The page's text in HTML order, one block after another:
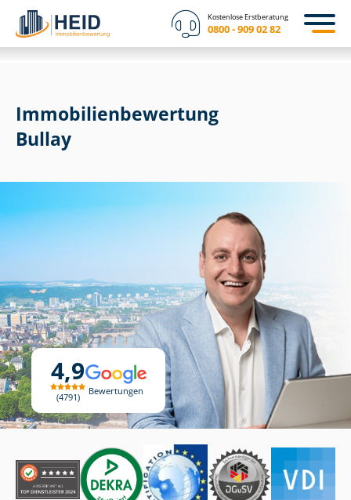
Kostenlose Erstberatung
0800 - 909 02 82
4,9
4791
Bewertungen
Immobilien­bewertung
Bullay